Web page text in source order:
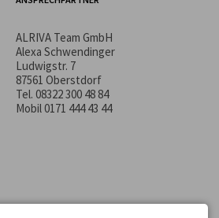
ALRIVA Team GmbH
Alexa Schwendinger
Ludwigstr. 7
87561 Oberstdorf
Tel. 08322 300 48 84
Mobil0171 444 43 44